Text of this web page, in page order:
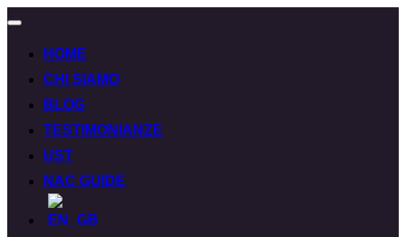
HOME
CHI SIAMO
BLOG
TESTIMONIANZE
UST
NAC GUIDE